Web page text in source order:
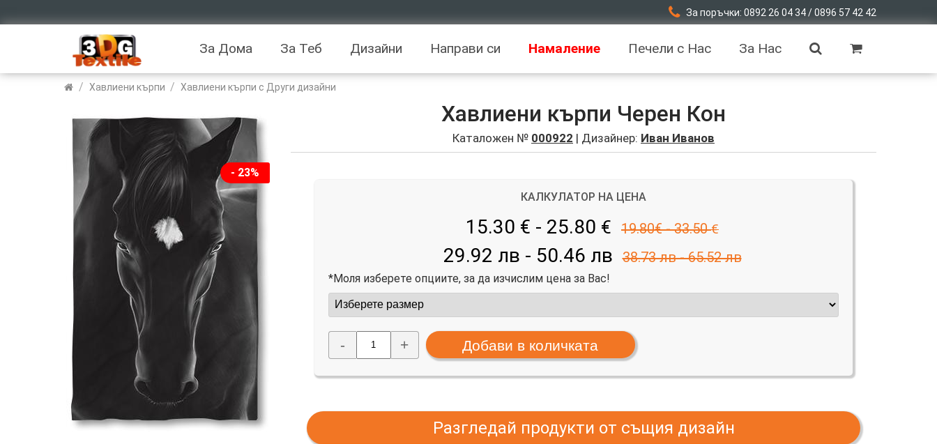
За поръчки: 0892 26 04 34 / 0896 57 42 42
За Дома За Теб Дизайни Направи си Намаление Печели с Нас За Нас
/ Хавлиени кърпи / Хавлиени кърпи с Други дизайни
- 23%
Хавлиени кърпи Черен Кон
Каталожен № 000922 | Дизайнер: Иван Иванов
КАЛКУЛАТОР НА ЦЕНА
15.30 € - 25.80 € 19.80€ - 33.50 €
29.92 лв - 50.46 лв 38.73 лв - 65.52 лв
*Моля изберете опциите, за да изчислим цена за Вас!
- +
Разгледай продукти от същия дизайн